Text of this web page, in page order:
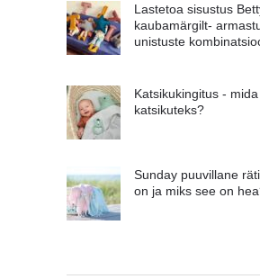
Lastetoa sisustus
kaubamärgilt-
unistuste
Katsikukingitus -
katsikuteks?
Sunday puuvillane
on ja miks see on